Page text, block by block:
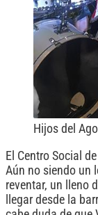
Hijos del
El Centro Social
Aún no siendo un
reventar, un lleno
llegar desde la